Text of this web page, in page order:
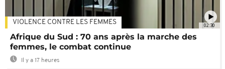
02:30
VIOLENCE CONTRE LES FEMMES
Afrique du Sud : 70 ans après la marche des
femmes, le combat continue
Il y a 17 heures